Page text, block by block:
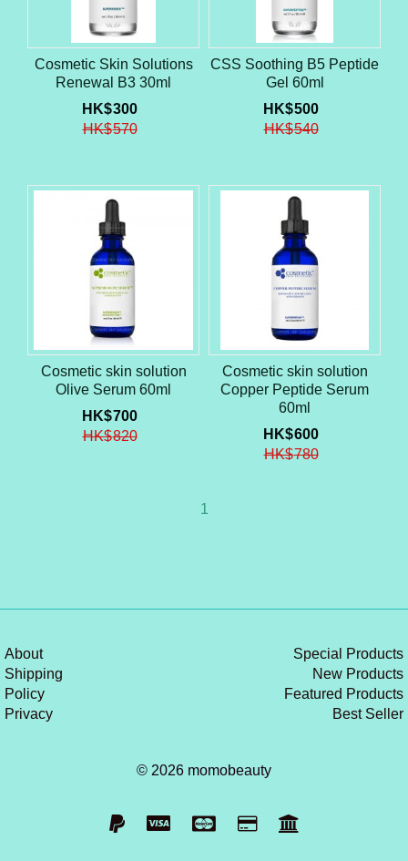
Cosmetic Skin Solutions
Renewal B3 30ml
HK$300
HK$570
CSS Soothing B5 Peptide
Gel 60ml
HK$500
HK$540
Cosmetic skin solution
Olive Serum 60ml
HK$700
HK$820
Cosmetic skin solution
Copper Peptide Serum
60ml
HK$600
HK$780
1
About
Shipping
Policy
Privacy
Special Products
New Products
Featured Products
Best Seller
© 2026 momobeauty